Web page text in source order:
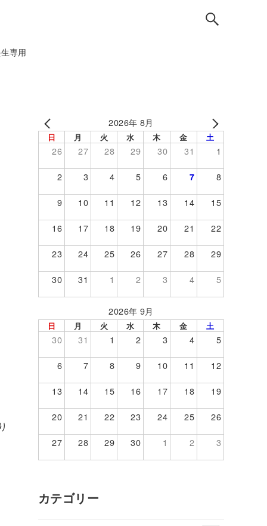
専用
2026年 8月
日 月 火 水 木 金 土
26 27 28 29 30 31 1
2 3 4 5 6 7 8
9 10 11 12 13 14 15
16 17 18 19 20 21 22
23 24 25 26 27 28 29
30 31 1 2 3 4 5
2026年 9月
日 月 火 水 木 金 土
30 31 1 2 3 4 5
6 7 8 9 10 11 12
13 14 15 16 17 18 19
20 21 22 23 24 25 26
27 28 29 30 1 2 3
カテゴリー